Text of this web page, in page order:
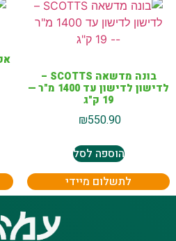
בונה מדשאה SCOTTS –
לדישון לדישון עד 1400 מ"ר —
19 ק"ג
₪550.90
הוספה לסל
לתשלום מיידי